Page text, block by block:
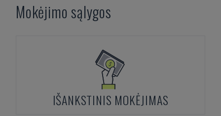
Mokėjimo sąlygos
IŠANKSTINIS MOKĖJIMAS